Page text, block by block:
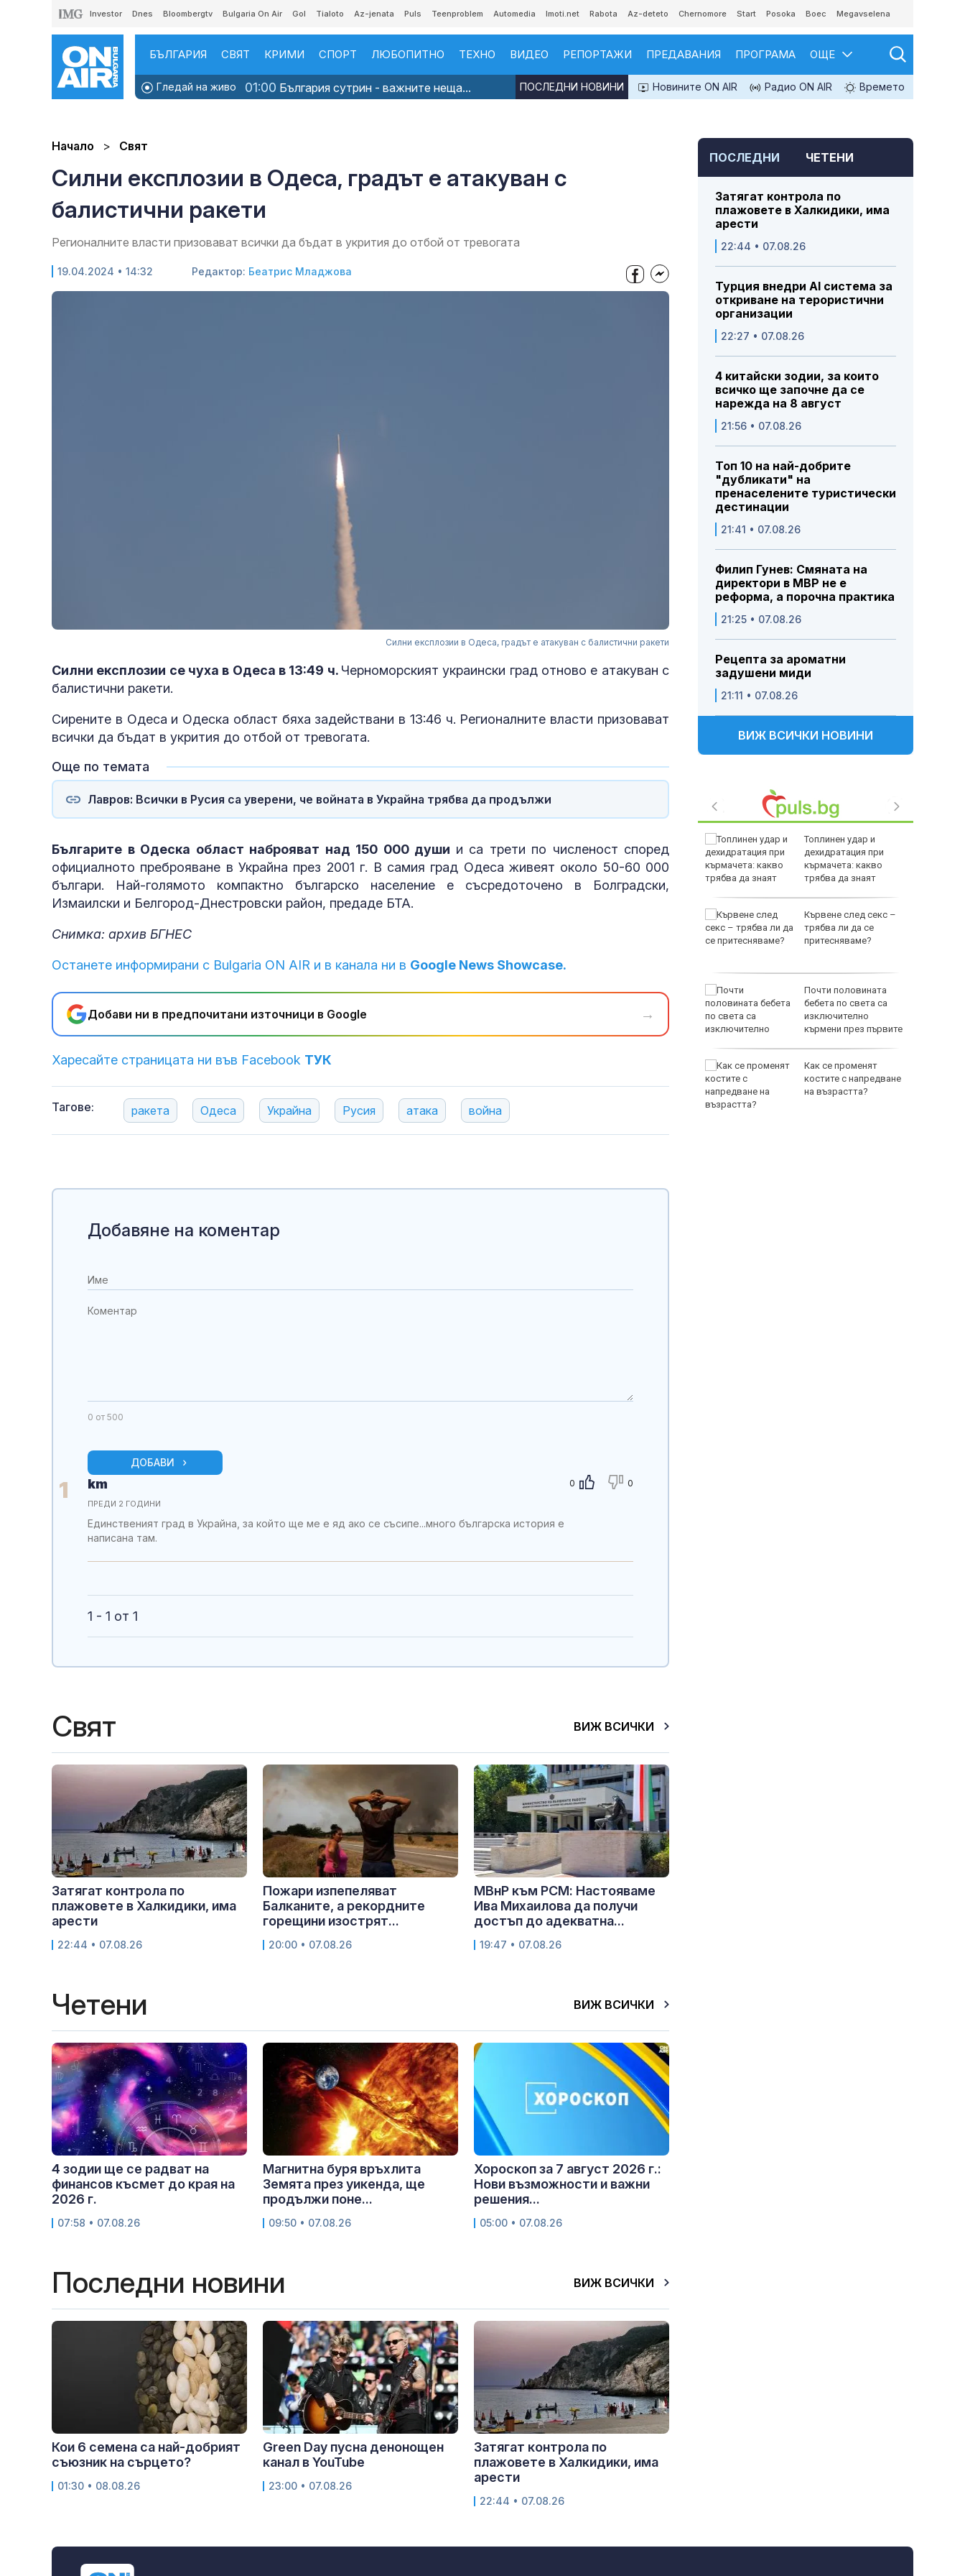
Investor Dnes Bloombergtv Bulgaria On Air Gol Tialoto Az-jenata Puls Teenproblem Automedia Imoti.net Rabota Az-deteto Chernomore Start Posoka Boec Megavselena
БЪЛГАРИЯ СВЯТ КРИМИ СПОРТ ЛЮБОПИТНО ТЕХНО ВИДЕО РЕПОРТАЖИ ПРЕДАВАНИЯ ПРОГРАМА ОЩЕ
Гледай на живо 01:00 България сутрин - важните неща... Новините ON AIR Радио ON AIR Времето
ПОСЛЕДНИ НОВИНИ
Начало Свят
Силни експлозии в Одеса, градът е атакуван с
балистични ракети
Регионалните власти призовават всички да бъдат в укрития до отбой от тревогата
19.04.2024 • 14:32 Редактор: Беатрис Младжова
Силни експлозии в Одеса, градът е атакуван с балистични ракети
Силни експлозии се чуха в Одеса в 13:49 ч. Черноморският украински град отново е атакуван с
балистични ракети.
Сирените в Одеса и Одеска област бяха задействани в 13:46 ч. Регионалните власти призовават
всички да бъдат в укрития до отбой от тревогата.
Още по темата
Лавров: Всички в Русия са уверени, че войната в Украйна трябва да продължи
Българите в Одеска област наброяват над 150 000 души и са трети по численост според
официалното преброяване в Украйна през 2001 г. В самия град Одеса живеят около 50-60 000
българи. Най-голямото компактно българско население е съсредоточено в Болградски,
Измаилски и Белгород-Днестровски район, предаде БТА.
Снимка: архив БГНЕС
Останете информирани с Bulgaria ON AIR и в канала ни в Google News Showcase.
Добави ни в предпочитани източници в Google →
Харесайте страницата ни във Facebook ТУК
Тагове: ракета Одеса Украйна Русия атака война
ПОСЛЕДНИ ЧЕТЕНИ
Затягат контрола по
плажовете в Халкидики, има
арести
22:44 • 07.08.26
Турция внедри AI система за
откриване на терористични
организации
22:27 • 07.08.26
4 китайски зодии, за които
всичко ще започне да се
нарежда на 8 август
21:56 • 07.08.26
Топ 10 на най-добрите
"дубликати" на
пренаселените туристически
дестинации
21:41 • 07.08.26
Филип Гунев: Смяната на
директори в МВР не е
реформа, а порочна практика
21:25 • 07.08.26
Рецепта за ароматни
задушени миди
21:11 • 07.08.26
ВИЖ ВСИЧКИ НОВИНИ
Острова се продава
Lada Niva уникат за 22
хил. паунда
Левски победи
Локомотив Пловдив с
Топлинен удар и
дехидратация при
кърмачета: какво
трябва да знаят
Кървене след секс –
трябва ли да се
притесняваме?
Почти половината
бебета по света са
изключително
кърмени през първите
Как се променят
костите с напредване
на възрастта?
Добавяне на коментар
0 от 500
ДОБАВИ
1 0 0
km
ПРЕДИ 2 ГОДИНИ
Единственият град в Украйна, за който ще ме е яд ако се съсипе...много българска история е
написана там.
1 - 1 от 1
Свят ВИЖ ВСИЧКИ
Затягат контрола по
плажовете в Халкидики, има
арести
22:44 • 07.08.26
Пожари изпепеляват
Балканите, а рекордните
горещини изострят...
20:00 • 07.08.26
МВнР към РСМ: Настояваме
Ива Михаилова да получи
достъп до адекватна...
19:47 • 07.08.26
Четени ВИЖ ВСИЧКИ
4 зодии ще се радват на
финансов късмет до края на
2026 г.
07:58 • 07.08.26
Магнитна буря връхлита
Земята през уикенда, ще
продължи поне...
09:50 • 07.08.26
Хороскоп за 7 август 2026 г.:
Нови възможности и важни
решения...
05:00 • 07.08.26
Последни новини ВИЖ ВСИЧКИ
Кои 6 семена са най-добрият
съюзник на сърцето?
01:30 • 08.08.26
Green Day пусна денонощен
канал в YouTube
23:00 • 07.08.26
Затягат контрола по
плажовете в Халкидики, има
арести
22:44 • 07.08.26